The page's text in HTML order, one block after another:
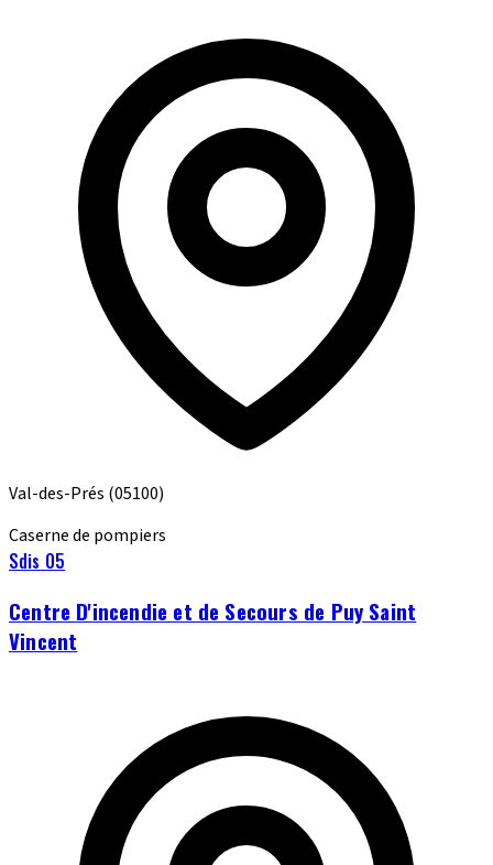
Val-des-Prés (05100)
Caserne de pompiers
Sdis 05
Centre D'incendie et de Secours de Puy Saint
Vincent